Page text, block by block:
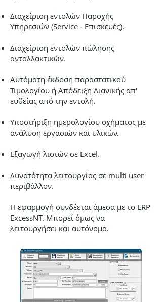
Διαχείριση εντολών Παροχής
Υπηρεσιών (Service - Επισκευές).
Διαχείριση εντολών πώλησης
ανταλλακτικών.
Αυτόματη έκδοση παραστατικού
Τιμολογίου ή Απόδειξη Λιανικής απ'
ευθείας από την εντολή.
Υποστήριξη ημερολογίου οχήματος με
ανάλυση εργασιών και υλικών.
Εξαγωγή λιστών σε Excel.
Δυνατότητα λειτουργίας σε multi user
περιβάλλον.
Η εφαρμογή συνδέεται άμεσα με το ERP
ExcessNT. Μπορεί όμως να
λειτουργήσει και αυτόνομα.